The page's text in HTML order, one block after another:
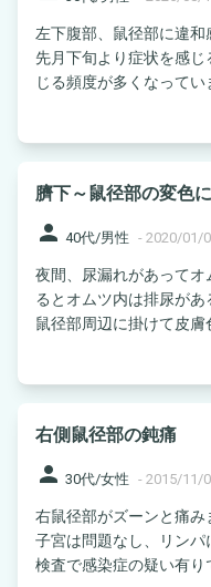
左下腹部、鼠径部に違和
先月下旬より症状を感
じる頻度が多くなってい
臍下～鼠径部の変色
person 40代/男性 - 2020/01/
夜間、尿漏れがあって
るとオムツ内は排尿が
鼠径部周辺に掛けて皮膚
右側鼠径部の鈍痛
person 30代/女性 - 2015/11/
右鼠径部がズーンと痛
子宮は問題なし、リン
検査で感染症の疑い有り